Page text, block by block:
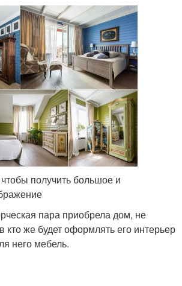
получить большое и
пара приобрела дом, не
кто же будет оформлять его интерьер
него мебель.